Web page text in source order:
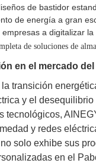
de bastidor
de energía a gran
a digitalizar
en el mercado
transición
y el
tecnológicos,
y redes
solo exhibe sus
en el